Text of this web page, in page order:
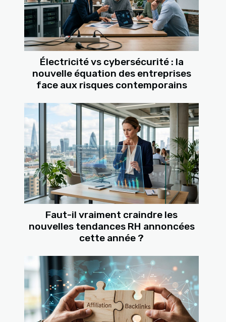
Électricité vs cybersécurité : la
nouvelle équation des entreprises
face aux risques contemporains
Faut-il vraiment craindre les
nouvelles tendances RH annoncées
cette année ?